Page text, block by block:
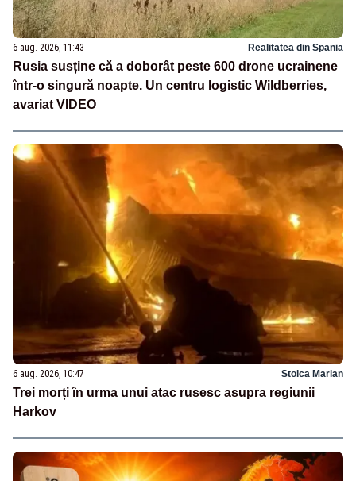
6 aug. 2026, 11:43 Realitatea din Spania
Rusia susține că a doborât peste 600 drone ucrainene
într-o singură noapte. Un centru logistic Wildberries,
avariat VIDEO
6 aug. 2026, 10:47 Stoica Marian
Trei morți în urma unui atac rusesc asupra regiunii
Harkov